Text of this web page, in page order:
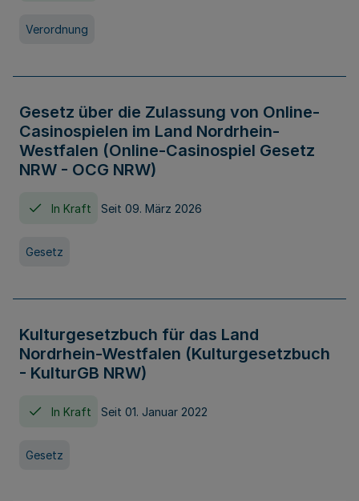
Verordnung
Gesetz über die Zulassung von Online-
Casinospielen im Land Nordrhein-
Westfalen (Online-Casinospiel Gesetz
NRW - OCG NRW)
In Kraft Seit 09. März 2026
Gesetz
Kulturgesetzbuch für das Land
Nordrhein-Westfalen (Kulturgesetzbuch
- KulturGB NRW)
In Kraft Seit 01. Januar 2022
Gesetz